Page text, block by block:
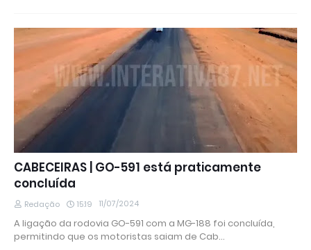
CABECEIRAS | GO-591 está praticamente
concluída
Redação 15:19 11/07/2024
A ligação da rodovia GO-591 com a MG-188 foi concluída,
permitindo que os motoristas saiam de Cab…